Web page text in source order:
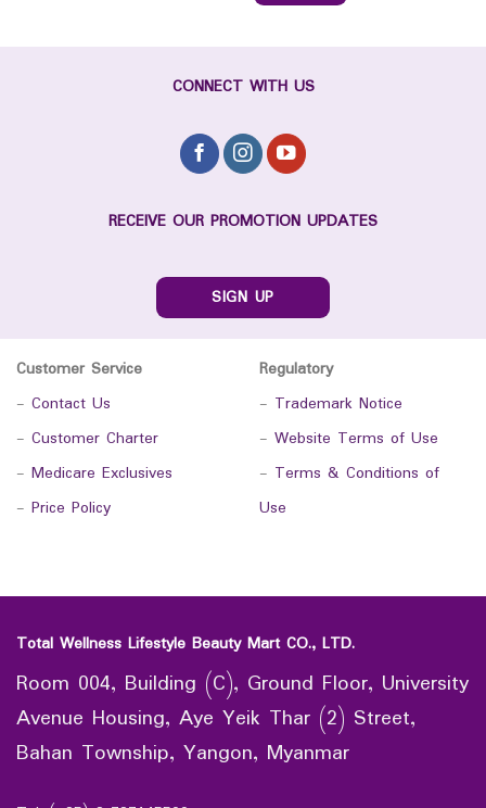
CONNECT WITH US
RECEIVE OUR PROMOTION UPDATES
SIGN UP
Customer Service
- Contact Us
- Customer Charter
- Medicare Exclusives
- Price Policy
Regulatory
- Trademark Notice
- Website Terms of Use
- Terms & Conditions of
Use
Total Wellness Lifestyle Beauty Mart CO., LTD.
Room 004, Building (C), Ground Floor, University
Avenue Housing, Aye Yeik Thar (2) Street,
Bahan Township, Yangon, Myanmar